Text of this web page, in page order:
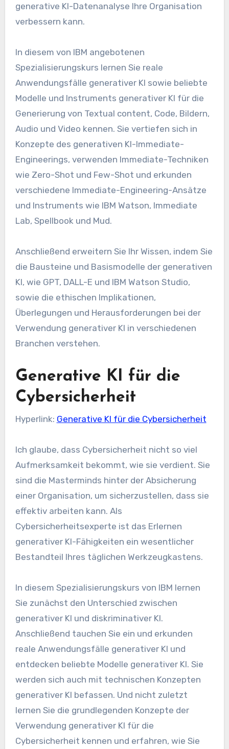
generative KI-Datenanalyse Ihre Organisation
verbessern kann.
In diesem von IBM angebotenen
Spezialisierungskurs lernen Sie reale
Anwendungsfälle generativer KI sowie beliebte
Modelle und Instruments generativer KI für die
Generierung von Textual content, Code, Bildern,
Audio und Video kennen. Sie vertiefen sich in
Konzepte des generativen KI-Immediate-
Engineerings, verwenden Immediate-Techniken
wie Zero-Shot und Few-Shot und erkunden
verschiedene Immediate-Engineering-Ansätze
und Instruments wie IBM Watson, Immediate
Lab, Spellbook und Mud.
Anschließend erweitern Sie Ihr Wissen, indem Sie
die Bausteine ​​und Basismodelle der generativen
KI, wie GPT, DALL-E und IBM Watson Studio,
sowie die ethischen Implikationen,
Überlegungen und Herausforderungen bei der
Verwendung generativer KI in verschiedenen
Branchen verstehen.
Generative KI für die
Cybersicherheit
Hyperlink: Generative KI für die Cybersicherheit
Ich glaube, dass Cybersicherheit nicht so viel
Aufmerksamkeit bekommt, wie sie verdient. Sie
sind die Masterminds hinter der Absicherung
einer Organisation, um sicherzustellen, dass sie
effektiv arbeiten kann. Als
Cybersicherheitsexperte ist das Erlernen
generativer KI-Fähigkeiten ein wesentlicher
Bestandteil Ihres täglichen Werkzeugkastens.
In diesem Spezialisierungskurs von IBM lernen
Sie zunächst den Unterschied zwischen
generativer KI und diskriminativer KI.
Anschließend tauchen Sie ein und erkunden
reale Anwendungsfälle generativer KI und
entdecken beliebte Modelle generativer KI. Sie
werden sich auch mit technischen Konzepten
generativer KI befassen. Und nicht zuletzt
lernen Sie die grundlegenden Konzepte der
Verwendung generativer KI für die
Cybersicherheit kennen und erfahren, wie Sie